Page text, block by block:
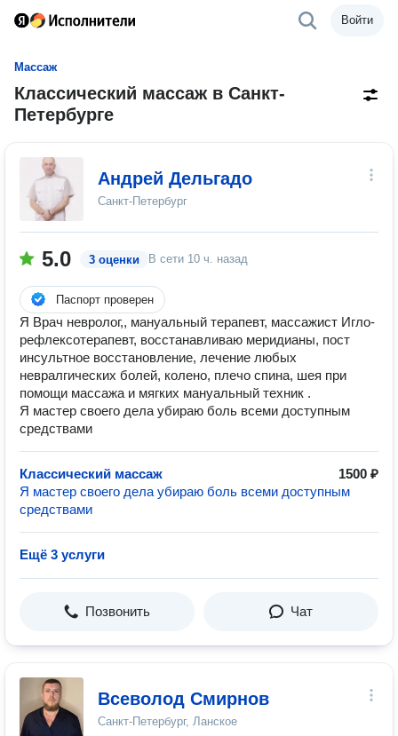
Войти
Массаж
Классический массаж в Санкт-
Петербурге
Андрей Дельгадо
Санкт-Петербург
5.0 3 оценки В сети 10 ч. назад
Паспорт проверен
Я Врач невролог,, мануальный терапевт, массажист Игло-
рефлексотерапевт, восстанавливаю меридианы, пост
инсультное восстановление, лечение любых
невралгических болей, колено, плечо спина, шея при
помощи массажа и мягких мануальный техник .
Я мастер своего дела убираю боль всеми доступным
средствами
Классический массаж
1500 ₽
Я мастер своего дела убираю боль всеми доступным
средствами
Ещё 3 услуги
Позвонить Чат
Всеволод Смирнов
Санкт-Петербург, Ланское